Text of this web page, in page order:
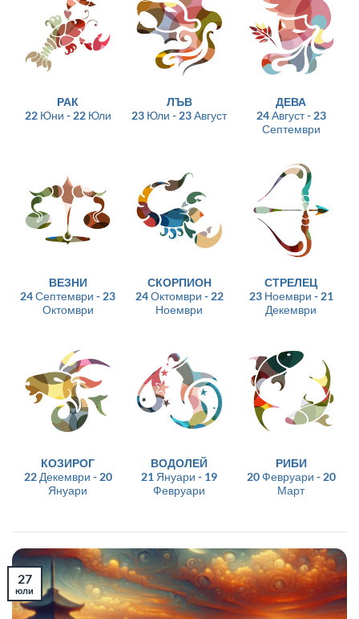
РАК
22 Юни - 22 Юли
ЛЪВ
23 Юли - 23 Август
ДЕВА
24 Август - 23
Септември
ВЕЗНИ
24 Септември - 23
Октомври
СКОРПИОН
24 Октомври - 22
Ноември
СТРЕЛЕЦ
23 Ноември - 21
Декември
КОЗИРОГ
22 Декември - 20
Януари
ВОДОЛЕЙ
21 Януари - 19
Февруари
РИБИ
20 Февруари - 20
Март
27
юли